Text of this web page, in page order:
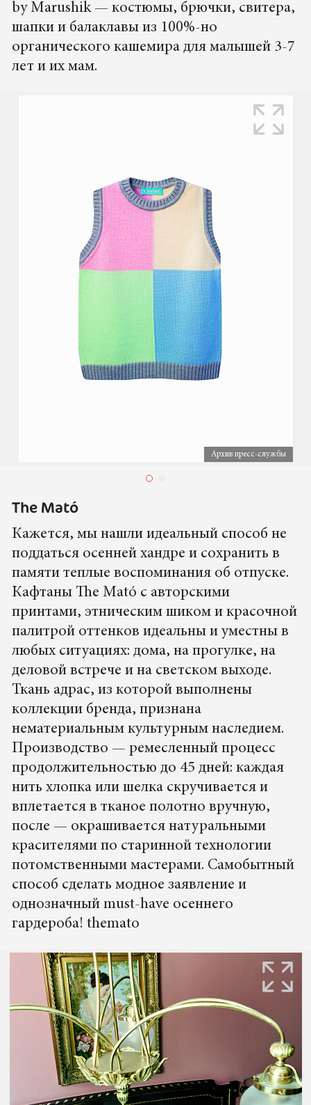
by Marushik — костюмы, брючки, свитера,
шапки и балаклавы из 100%-но
органического кашемира для малышей 3-7
лет и их мам.
Архив пресс-службы
The Mató
Кажется, мы нашли идеальный способ не
поддаться осенней хандре и сохранить в
памяти теплые воспоминания об отпуске.
Кафтаны The Mató с авторскими
принтами, этническим шиком и красочной
палитрой оттенков идеальны и уместны в
любых ситуациях: дома, на прогулке, на
деловой встрече и на светском выходе.
Ткань адрас, из которой выполнены
коллекции бренда, признана
нематериальным культурным наследием.
Производство — ремесленный процесс
продолжительностью до 45 дней: каждая
нить хлопка или шелка скручивается и
вплетается в тканое полотно вручную,
после — окрашивается натуральными
красителями по старинной технологии
потомственными мастерами. Самобытный
способ сделать модное заявление и
однозначный must-have осеннего
гардероба! themato